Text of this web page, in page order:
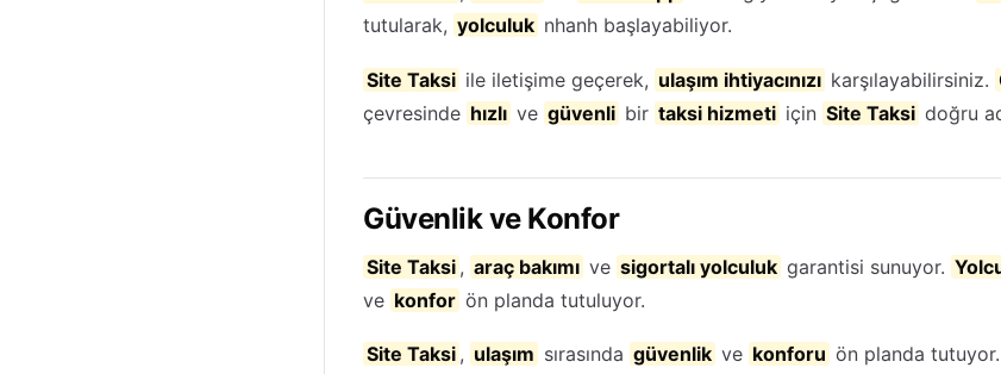
tutularak, yolculuk nhanh başlayabiliyor.
Site Taksi ile iletişime geçerek, ulaşım ihtiyacınızı karşılayabilirsiniz.
çevresinde hızlı ve güvenli bir taksi hizmeti için Site Taksi doğru
Güvenlik ve Konfor
Site Taksi , araç bakımı ve sigortalı yolculuk garantisi sunuyor.
ve konfor ön planda tutuluyor.
Site Taksi , ulaşım sırasında güvenlik ve konforu ön planda tutuyor.